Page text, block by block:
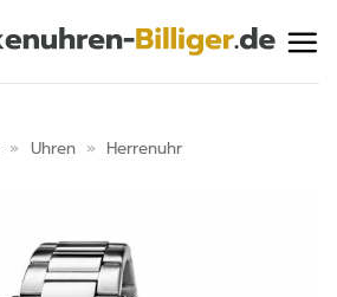
» Uhren » Herrenuhr